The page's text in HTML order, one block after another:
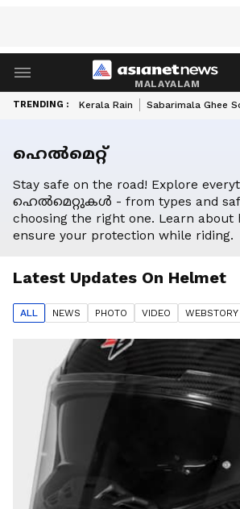
MALAYALAM
TRENDING : Kerala Rain Sabarimala Ghee
ഹെൽമെറ്റ്
Stay safe on the road! Explore
ഹെൽമെറ്റുകൾ - from types and
choosing the right one. Learn about
ensure your protection while riding.
Latest Updates On Helmet
ALL NEWS PHOTO VIDEO WEBSTORY